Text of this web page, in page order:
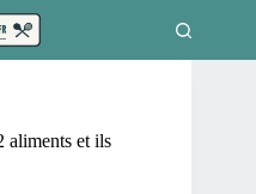
aliments et ils